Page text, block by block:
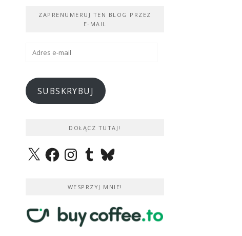
ZAPRENUMERUJ TEN BLOG PRZEZ
E-MAIL
Adres
SUBSKRYBUJ
DOŁĄCZ TUTAJ!
X FacebookInstagramTumblrBluesky
WESPRZYJ MNIE!